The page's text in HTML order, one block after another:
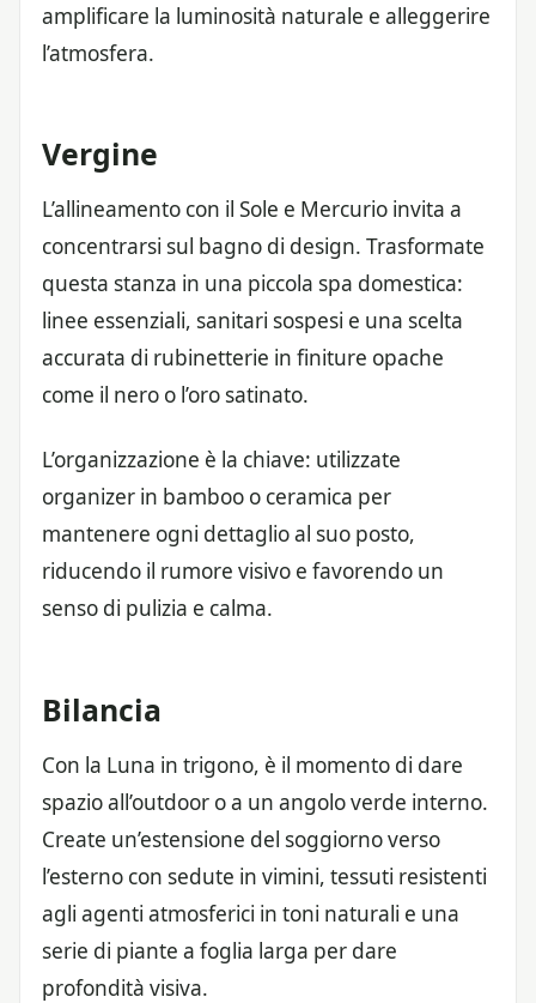
amplificare la luminosità naturale e alleggerire
l’atmosfera.
Vergine
L’allineamento con il Sole e Mercurio invita a
concentrarsi sul bagno di design. Trasformate
questa stanza in una piccola spa domestica:
linee essenziali, sanitari sospesi e una scelta
accurata di rubinetterie in finiture opache
come il nero o l’oro satinato.
L’organizzazione è la chiave: utilizzate
organizer in bamboo o ceramica per
mantenere ogni dettaglio al suo posto,
riducendo il rumore visivo e favorendo un
senso di pulizia e calma.
Bilancia
Con la Luna in trigono, è il momento di dare
spazio all’outdoor o a un angolo verde interno.
Create un’estensione del soggiorno verso
l’esterno con sedute in vimini, tessuti resistenti
agli agenti atmosferici in toni naturali e una
serie di piante a foglia larga per dare
profondità visiva.